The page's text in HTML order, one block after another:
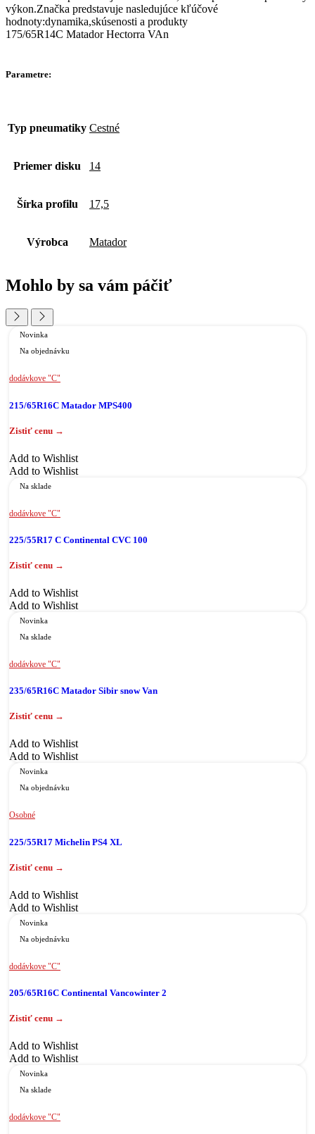
výkon.Značka predstavuje nasledujúce kľúčové
hodnoty:dynamika,skúsenosti a produkty
175/65R14C Matador Hectorra VAn
Parametre:
Typ pneumatiky Cestné
Priemer disku 14
Šírka profilu 17,5
Výrobca Matador
Mohlo by sa vám páčiť
Novinka
Na objednávku
dodávkove "C"
215/65R16C Matador MPS400
Add to Wishlist
Add to Wishlist
Na sklade
dodávkove "C"
225/55R17 C Continental CVC 100
Add to Wishlist
Add to Wishlist
Novinka
Na sklade
dodávkove "C"
235/65R16C Matador Sibir snow Van
Add to Wishlist
Add to Wishlist
Novinka
Na objednávku
Osobné
225/55R17 Michelin PS4 XL
Add to Wishlist
Add to Wishlist
Novinka
Na objednávku
dodávkove "C"
205/65R16C Continental Vancowinter 2
Add to Wishlist
Add to Wishlist
Novinka
Na sklade
dodávkove "C"